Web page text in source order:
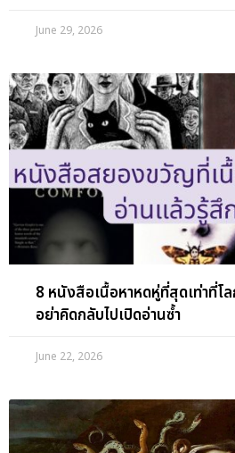
June 29, 2026
8 หนังสือเนื้อหาหดหู่ที่สุดเท่าที่โ
อย่าคิดกลับไปเปิดอ่านซ้ำ
June 22, 2026